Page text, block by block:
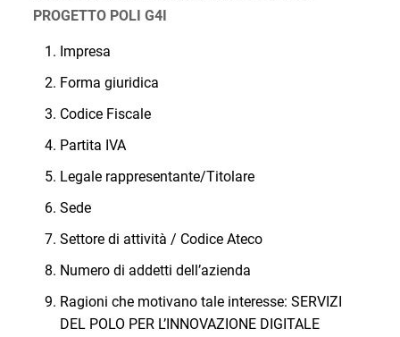
PROGETTO POLI G4I
Impresa
Forma giuridica
Codice Fiscale
Partita IVA
Legale rappresentante/Titolare
Sede
Settore di attività / Codice Ateco
Numero di addetti dell’azienda
Ragioni che motivano tale interesse: SERVIZI
DEL POLO PER L’INNOVAZIONE DIGITALE